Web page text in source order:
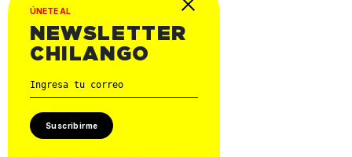
ÚNETE AL
NEWSLETTER
CHILANGO
Suscribirme